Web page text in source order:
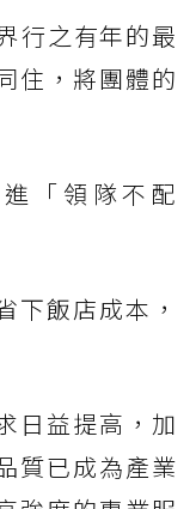
行之有年的最
住，將團體的
「領隊不配
下飯店成本，
日益提高，加
質已成為產業